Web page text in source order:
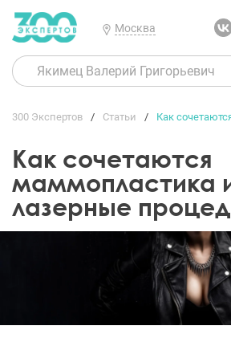
Москва
300 Экспертов Статьи Как
Как сочетаются
маммопластика
лазерные